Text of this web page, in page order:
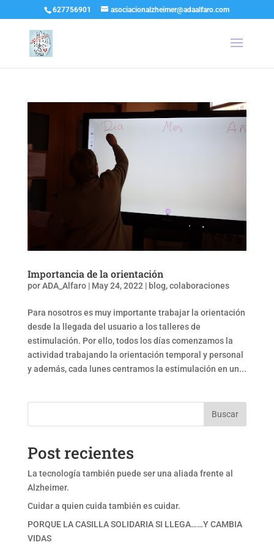
627756901 asociacionalzheimer@adaalfaro.com
Importancia de la orientación
porADA_Alfaro| May 24, 2022| blog,colaboraciones
Para nosotros es muy importante trabajar la orientación
desde la llegada del usuario a los talleres de
estimulación. Por ello, todos los días comenzamos la
actividad trabajando la orientación temporal y personal
y además, cada lunes centramos la estimulación en un...
Buscar
Post recientes
La tecnología también puede ser una aliada frente al
Alzheimer.
Cuidar a quien cuida también es cuidar.
PORQUE LA CASILLA SOLIDARIA SI LLEGA……Y CAMBIA
VIDAS